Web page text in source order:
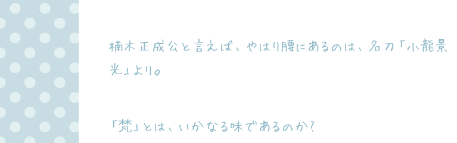
楠木正成公と言えば、やはり腰にあるのは、名刀「小龍景
光」より。
「梵」とは、いかなる味であるのか?